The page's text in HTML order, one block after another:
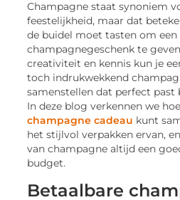
Champagne staat synoniem
feestelijkheid, maar dat
de buidel moet tasten om een
champagnegeschenk te
creativiteit en kennis kun je
toch indrukwekkend
samenstellen dat perfect past
In deze blog verkennen we
champagne cadeau kunt
het stijlvol verpakken ervan,
van champagne altijd een
budget.
Betaalbare